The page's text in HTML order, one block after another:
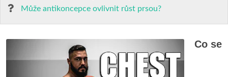
Může antikoncepce ovlivnit růst prsou?
Co se